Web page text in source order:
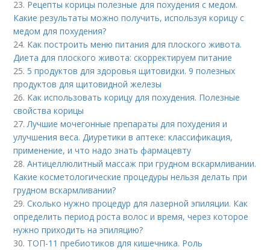
23. Рецепты корицы полезные для похудения с медом.
Какие результаты можно получить, используя корицу с
медом для похудения?
24. Как построить меню питания для плоского живота.
Диета для плоского живота: скорректируем питание
25. 5 продуктов для здоровья щитовидки. 9 полезных
продуктов для щитовидной железы
26. Как использовать корицу для похудения. Полезные
свойства корицы
27.Лучшие мочегонные препараты для похудения и
улучшения веса. Диуретики в аптеке: классификация,
применение, и что надо знать фармацевту
28.Антицеллюлитный массаж при грудном вскармливании.
Какие косметологические процедуры нельзя делать при
грудном вскармливании?
29.Сколько нужно процедур для лазерной эпиляции. Как
определить период роста волос и время, через которое
нужно приходить на эпиляцию?
30. ТОП-11 пребиотиков для кишечника. Роль